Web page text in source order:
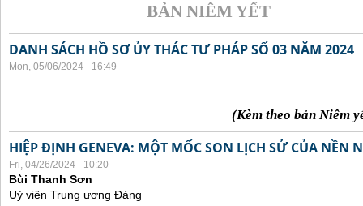
BẢN NIÊM YẾT
DANH SÁCH HỒ SƠ ỦY THÁC TƯ PHÁP SỐ 03 NĂM 2024
Mon, 05/06/2024 - 16:49
(Kèm theo bản Niêm
HIỆP ĐỊNH GENEVA: MỘT MỐC SON LỊCH SỬ CỦA NỀN
Fri, 04/26/2024 - 10:20
Bùi Thanh Sơn
Uỷ viên Trung ương Đảng